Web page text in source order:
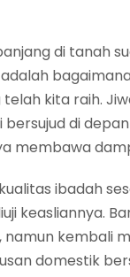
di tanah
telah kita raih.
di
membawa
ibadah
keasliannya.
kembali
domestik